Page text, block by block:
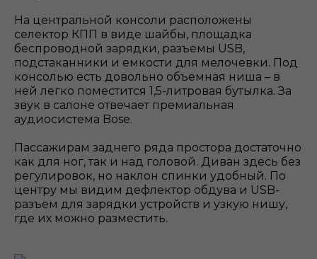
На центральной консоли расположены
селектор КПП в виде шайбы, площадка
беспроводной зарядки, разъемы USB,
подстаканники и емкости для мелочевки. Под
консолью есть довольно объемная ниша – в
ней легко поместится 1,5-литровая бутылка. За
звук в салоне отвечает премиальная
аудиосистема Bose.
Пассажирам заднего ряда простора достаточно
как для ног, так и над головой. Диван здесь без
регулировок, но наклон спинки удобный. По
центру мы видим дефлектор обдува и USB-
разъем для зарядки устройств и узкую нишу,
где их можно разместить.